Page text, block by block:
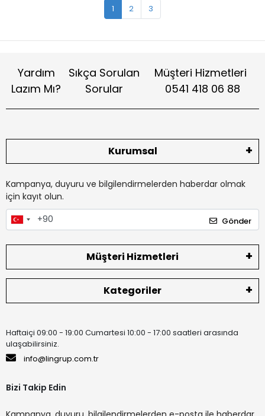
1 2 3
Yardım
Lazım Mı?
Sıkça Sorulan
Sorular
Müşteri Hizmetleri
0541 418 06 88
Kurumsal
Kampanya, duyuru ve bilgilendirmelerden haberdar olmak
için kayıt olun.
Gönder
Müşteri Hizmetleri
Kategoriler
Haftaiçi 09:00 - 19:00 Cumartesi 10:00 - 17:00 saatleri arasında
ulaşabilirsiniz.
info@lingrup.com.tr
Bizi Takip Edin